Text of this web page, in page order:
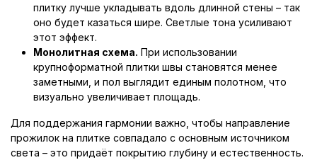
плитку лучше укладывать вдоль длинной стены – так
оно будет казаться шире. Светлые тона усиливают
этот эффект.
Монолитная схема. При использовании
крупноформатной плитки швы становятся менее
заметными, и пол выглядит единым полотном, что
визуально увеличивает площадь.
Для поддержания гармонии важно, чтобы направление
прожилок на плитке совпадало с основным источником
света – это придаёт покрытию глубину и естественность.